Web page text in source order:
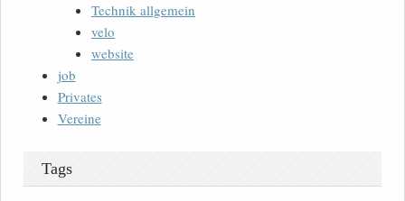
Technik allgemein
velo
website
job
Privates
Vereine
Tags